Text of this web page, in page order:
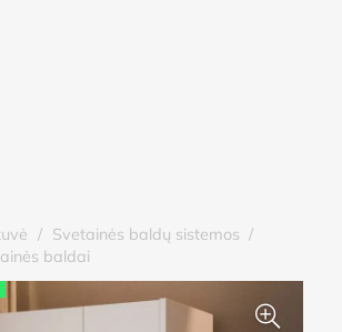
/ Svetainės baldų sistemos /
baldai